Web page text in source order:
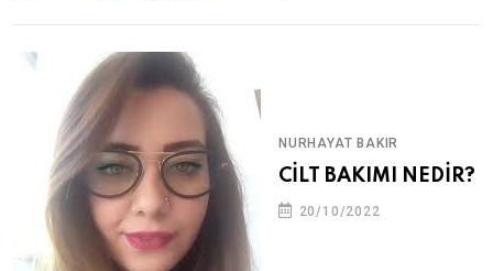
NURHAYAT BAKIR
CİLT BAKIMI NEDİR?
20/10/2022